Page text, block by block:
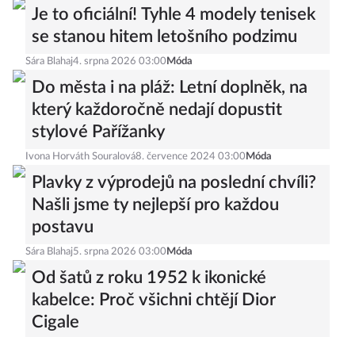
Je to oficiální! Tyhle 4 modely tenisek
se stanou hitem letošního podzimu
Sára Blahaj4. srpna 2026 03:00 Móda
Do města i na pláž: Letní doplněk, na
který každoročně nedají dopustit
stylové Pařížanky
Ivona Horváth Souralová8. července 2024 03:00 Móda
Plavky z výprodejů na poslední chvíli?
Našli jsme ty nejlepší pro každou
postavu
Sára Blahaj5. srpna 2026 03:00 Móda
Od šatů z roku 1952 k ikonické
kabelce: Proč všichni chtějí Dior
Cigale